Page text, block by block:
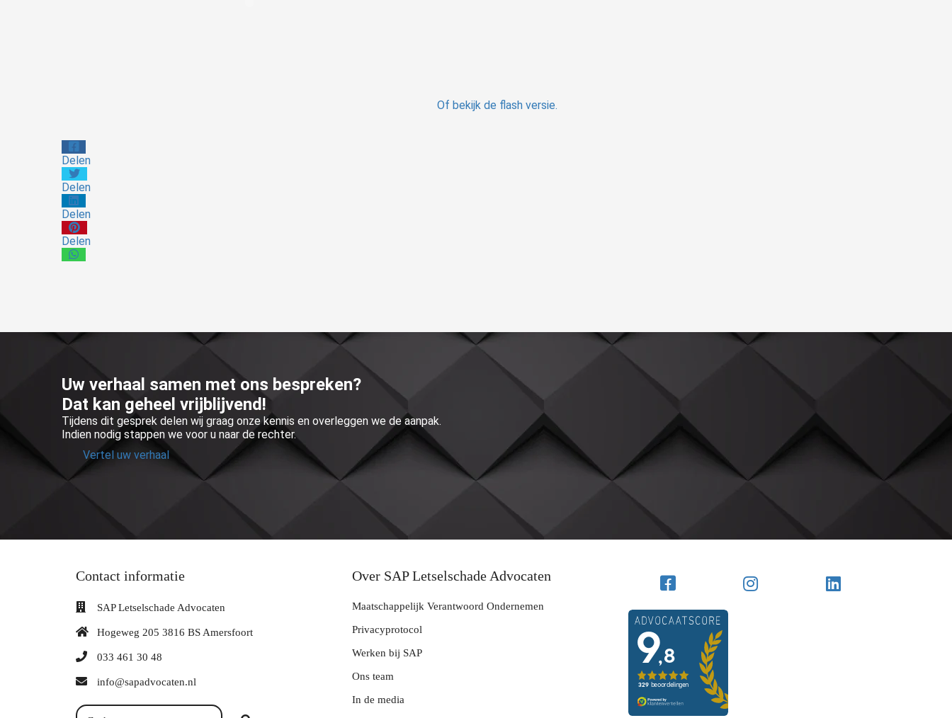
Of bekijk de flash versie.
Delen
Delen
Delen
Delen
Uw verhaal samen met ons bespreken?
Dat kan geheel vrijblijvend!
Tijdens dit gesprek delen wij graag onze kennis en overleggen we de aanpak.
Indien nodig stappen we voor u naar de rechter.
Vertel uw verhaal
Contact informatie
SAP Letselschade Advocaten
Hogeweg 205 3816 BS Amersfoort
033 461 30 48
info@sapadvocaten.nl
Over SAP Letselschade Advocaten
Maatschappelijk Verantwoord Ondernemen
Privacyprotocol
Werken bij SAP
Ons team
In de media